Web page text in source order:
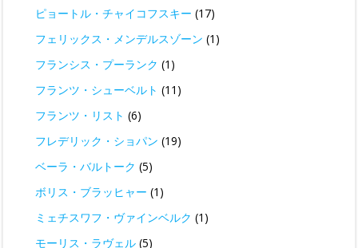
ピョートル・チャイコフスキー (17)
フェリックス・メンデルスゾーン (1)
フランシス・プーランク (1)
フランツ・シューベルト (11)
フランツ・リスト (6)
フレデリック・ショパン (19)
ベーラ・バルトーク (5)
ボリス・ブラッヒャー (1)
ミェチスワフ・ヴァインベルク (1)
モーリス・ラヴェル (5)